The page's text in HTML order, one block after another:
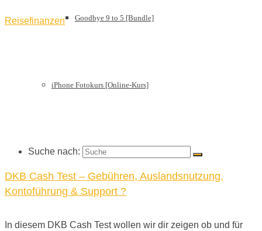
Goodbye 9 to 5 [Bundle]
iPhone Fotokurs [Online-Kurs]
Suche nach:
Reisefinanzen
DKB Cash Test – Gebühren, Auslandsnutzung,
Kontoführung & Support ?
In diesem DKB Cash Test wollen wir dir zeigen ob und für